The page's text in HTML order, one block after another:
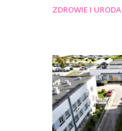
ZDROWIE I URODA